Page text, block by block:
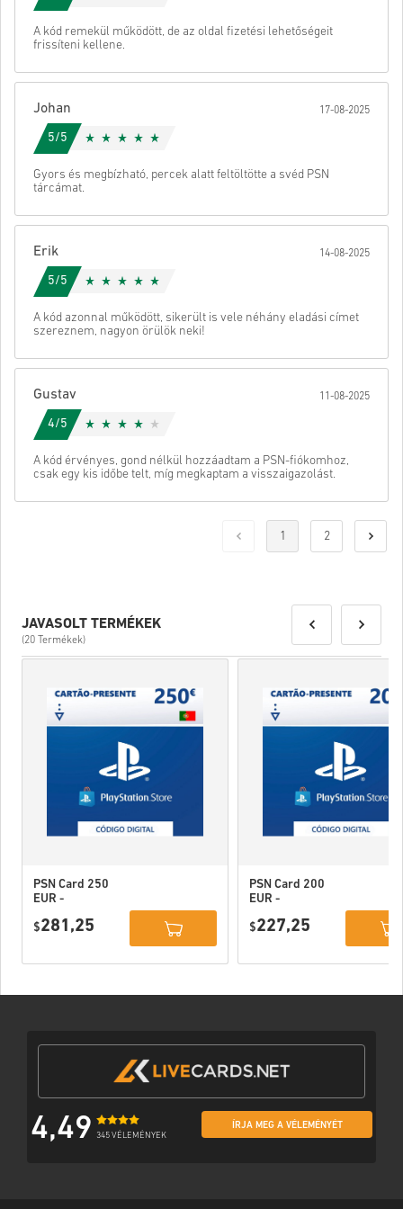
• Válaszd ki a terméket
• Add meg az e-mail címed
• Fejezd be a rendelést
Ezután kapsz egy e-mailt egy biztonságos linkkel a kódod
eléréséhez.
Megszünteti
A kód remekül működött, de az oldal fizetési lehetőségeit
frissíteni kellene.
Johan 17-08-2025
5/5
Gyors és megbízható, percek alatt feltöltötte a svéd PSN
tárcámat.
Erik 14-08-2025
5/5
A kód azonnal működött, sikerült is vele néhány eladási címet
szereznem, nagyon örülök neki!
Gustav 11-08-2025
4/5
A kód érvényes, gond nélkül hozzáadtam a PSN-fiókomhoz,
csak egy kis időbe telt, míg megkaptam a visszaigazolást.
1 2
JAVASOLT TERMÉKEK
(20 Termékek)
PSN Card 250
EUR -
Network
$281,25
PSN Card 200
EUR -
Network
$227,25
4,49 345 VÉLEMÉNYEK
ÍRJA MEG A VÉLEMÉNYÉT